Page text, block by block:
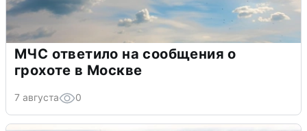
МЧС ответило на сообщения о
грохоте в Москве
7 августа 0